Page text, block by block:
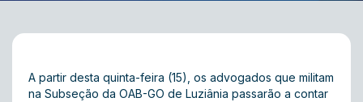
A partir desta quinta-feira (15), os advogados que militam
na Subseção da OAB-GO de Luziânia passarão a contar